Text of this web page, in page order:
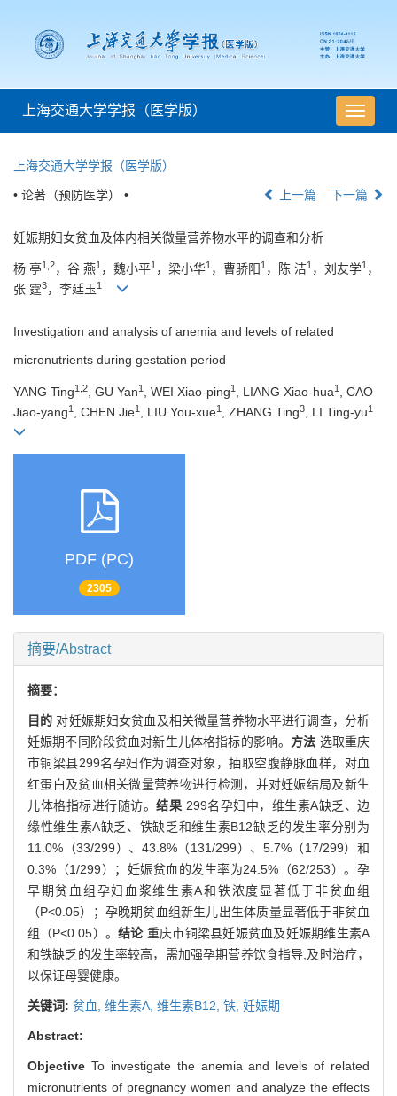
导
航
上海交通大学学报（医学版）
上海交通大学学报（医学版）
• 论著（预防医学） • 上一篇 下一篇
妊娠期妇女贫血及体内相关微量营养物水平的调查和分析
杨 亭1,2，谷 燕1 ，魏小平1 ，梁小华1 ，曹骄阳 1 ，陈 洁1 ，刘友学1 ，
张 霆3，李廷玉1
Investigation and analysis of anemia and levels of related
micronutrients during gestation period
YANG Ting1,2 , GU Yan1 , WEI Xiao-ping1 , LIANG Xiao-hua1
, CAO
Jiao-yang1 , CHEN Jie1 , LIU You-xue1 , ZHANG Ting3 , LI Ting-yu1
PDF (PC)
2305
摘要/Abstract
摘要：
目的 对妊娠期妇女贫血及相关微量营养物水平进行调查，分析
妊娠期不同阶段贫血对新生儿体格指标的影响。 方法 选取重庆
市铜梁县299名孕妇作为调查对象，抽取空腹静脉血样，对血
红蛋白及贫血相关微量营养物进行检测，并对妊娠结局及新生
儿体格指标进行随访。 结果 299名孕妇中，维生素A缺乏、边
缘性维生素A缺乏、铁缺乏和维生素B12缺乏的发生率分别为
11.0%（33/299）、43.8%（131/299）、5.7%（17/299）和
0.3%（1/299）；妊娠贫血的发生率为24.5%（62/253）。孕
早期贫血组孕妇血浆维生素A和铁浓度显著低于非贫血组
（P<0.05）；孕晚期贫血组新生儿出生体质量显著低于非贫血
组（P<0.05）。结论 重庆市铜梁县妊娠贫血及妊娠期维生素A
和铁缺乏的发生率较高，需加强孕期营养饮食指导,及时治疗，
以保证母婴健康。
关键词: 贫血, 维生素A, 维生素B12, 铁, 妊娠期
Abstract:
Objective To investigate the anemia and levels of related
micronutrients of pregnancy women and analyze the effects